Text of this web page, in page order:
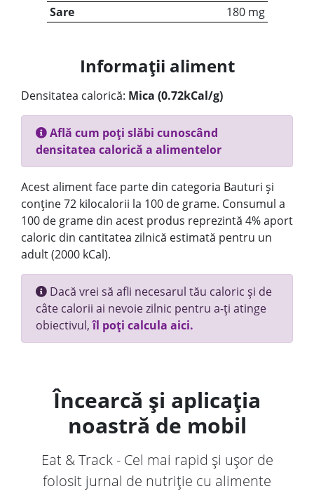
Sare
180 mg
Informații aliment
Densitatea calorică: Mica (0.72kCal/g)
Află cum poți slăbi cunoscând
densitatea calorică a alimentelor
Acest aliment face parte din categoria Bauturi și
conține 72 kilocalorii la 100 de grame. Consumul a
100 de grame din acest produs reprezintă 4% aport
caloric din cantitatea zilnică estimată pentru un
adult (2000 kCal).
Dacă vrei să afli necesarul tău caloric și de
câte calorii ai nevoie zilnic pentru a-ți atinge
obiectivul,îl poți calcula aici.
Încearcă și aplicația
noastră de mobil
Eat & Track - Cel mai rapid și ușor de
folosit jurnal de nutriție cu alimente